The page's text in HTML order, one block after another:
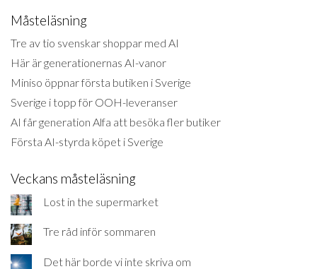
Måsteläsning
Tre av tio svenskar shoppar med AI
Här är generationernas AI-vanor
Miniso öppnar första butiken i Sverige
Sverige i topp för OOH-leveranser
AI får generation Alfa att besöka fler butiker
Första AI-styrda köpet i Sverige
Veckans måsteläsning
Lost in the supermarket
Tre råd inför sommaren
Det här borde vi inte skriva om